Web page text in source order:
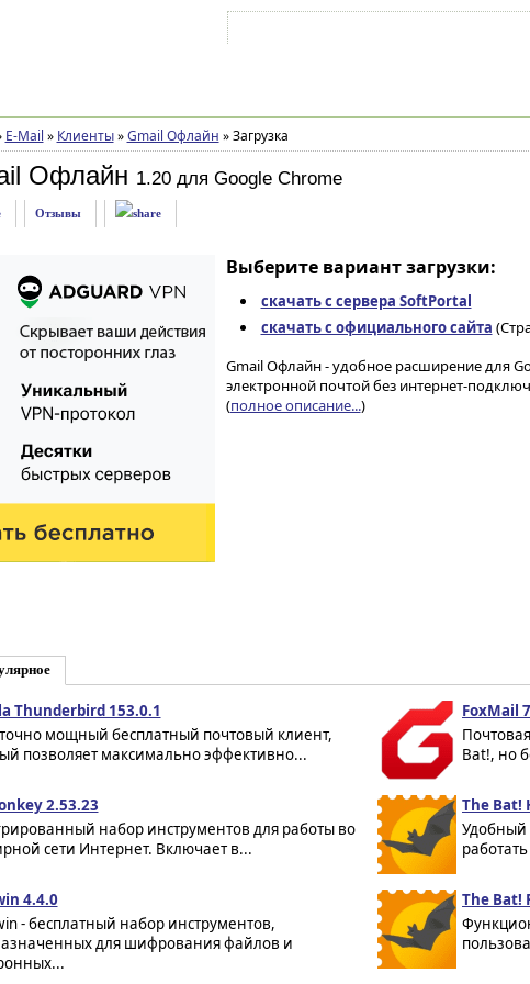
E-Mail » Клиенты » Gmail Офлайн »Загрузка
Офлайн 1.20 для Google Chrome
Отзывы
Выберите вариант загрузки:
скачать с сервера SoftPortal
скачать с официального сайта
Gmail Офлайн - удобное расширение для
электронной почтой без интернет-
(полное описание...)
Thunderbird 153.0.1
мощный бесплатный почтовый клиент,
позволяет максимально эффективно...
FoxMail
Bat!, но
2.53.23
набор инструментов для работы во
сети Интернет. Включает в...
The Bat!
Удобный
4.4.0
- бесплатный набор инструментов,
для шифрования файлов и
The Bat!